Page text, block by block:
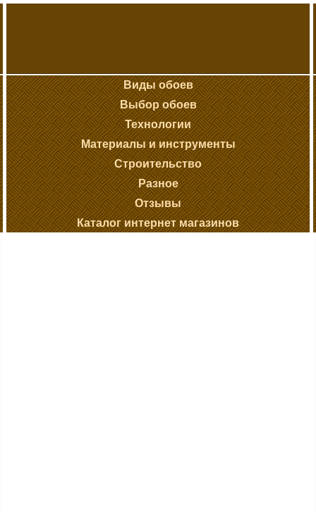
Виды обоев
Выбор обоев
Технологии
Материалы и инструменты
Строительство
Разное
Отзывы
Каталог интернет магазинов